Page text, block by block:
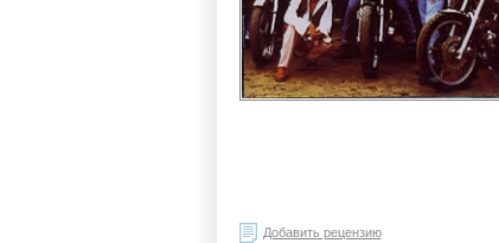
Добавить рецензию